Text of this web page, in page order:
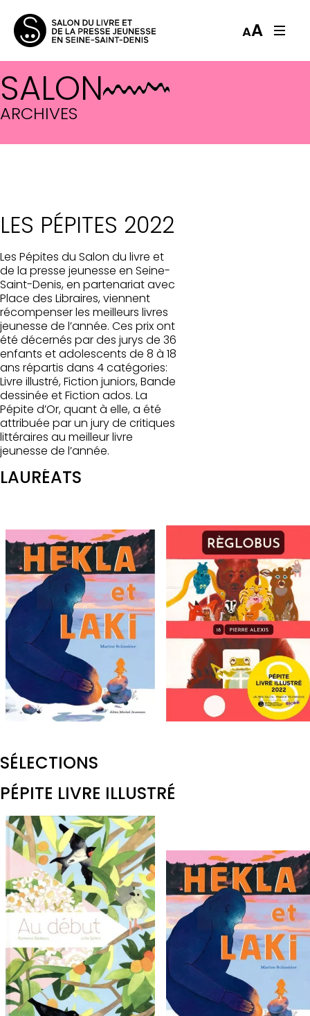
AA
SALON
ARCHIVES
LES PÉPITES 2022
Les Pépites du Salon du livre et
de la presse jeunesse en Seine-
Saint-Denis, en partenariat avec
Place des Libraires, viennent
récompenser les meilleurs livres
jeunesse de l’année. Ces prix ont
été décernés par des jurys de 36
enfants et adolescents de 8 à 18
ans répartis dans 4 catégories:
Livre illustré, Fiction juniors, Bande
dessinée et Fiction ados. La
Pépite d’Or, quant à elle, a été
attribuée par un jury de critiques
littéraires au meilleur livre
jeunesse de l’année.
LAURÉATS
SÉLECTIONS
PÉPITE LIVRE ILLUSTRÉ